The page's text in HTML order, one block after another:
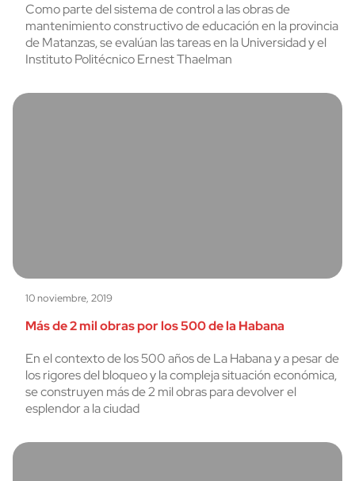
Como parte del sistema de control a las obras de
mantenimiento constructivo de educación en la provincia
de Matanzas, se evalúan las tareas en la Universidad y el
Instituto Politécnico Ernest Thaelman
10 noviembre, 2019
Más de 2 mil obras por los 500 de la Habana
En el contexto de los 500 años de La Habana y a pesar de
los rigores del bloqueo y la compleja situación económica,
se construyen más de 2 mil obras para devolver el
esplendor a la ciudad